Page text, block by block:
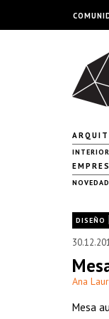
DISEÑO |
Ana
Mesa